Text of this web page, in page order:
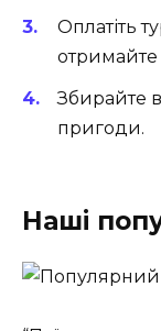
Оплатіть
отримайте
Збирайте
пригоди.
Наші